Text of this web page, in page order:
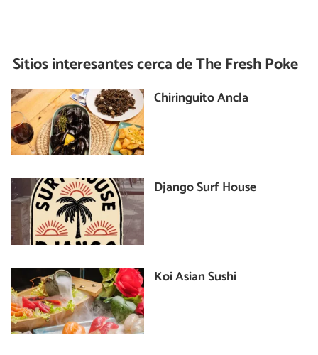
Sitios interesantes cerca deThe Fresh Poke
Chiringuito Ancla
Django Surf House
Koi Asian Sushi